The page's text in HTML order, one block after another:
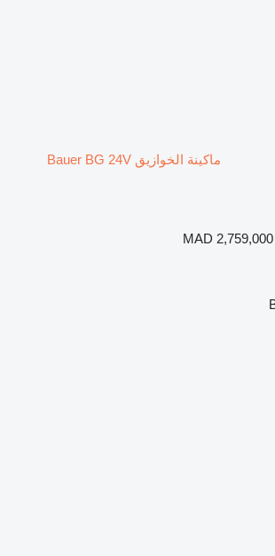
ماكينة الخوازيق Bauer BG 24V
MAD 2,759,000